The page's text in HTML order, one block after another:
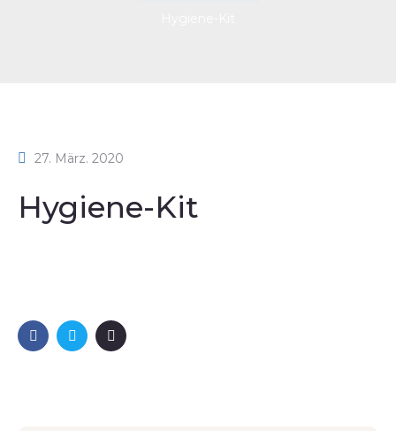
27. März. 2020
Hygiene-Kit